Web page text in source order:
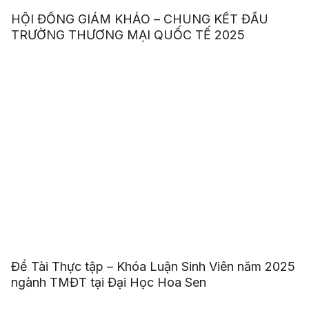
HỘI ĐỒNG GIÁM KHẢO – CHUNG KẾT ĐẤU
TRƯỜNG THƯƠNG MẠI QUỐC TẾ 2025
Đề Tài Thực tập – Khóa Luận Sinh Viên năm 2025
ngành TMĐT tại Đại Học Hoa Sen